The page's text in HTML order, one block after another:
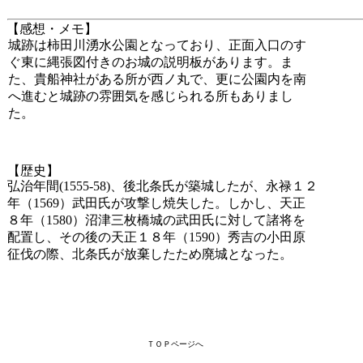
城跡は柿田川湧水公園となっており、正面入口のす
ぐ東に縄張図付きのお城の説明板があります。ま
た、貴船神社がある所が西ノ丸で、更に公園内を南
へ進むと城跡の雰囲気を感じられる所もありまし
た。
【感想・メモ】
【歴史】
弘治年間(1555-58)、後北条氏が築城したが、永禄１２
年（1569）武田氏が攻撃し焼失した。しかし、天正
８年（1580）沼津三枚橋城の武田氏に対して諸将を
配置し、その後の天正１８年（1590）秀吉の小田原
征伐の際、北条氏が放棄したため廃城となった。
ＴＯＰページへ